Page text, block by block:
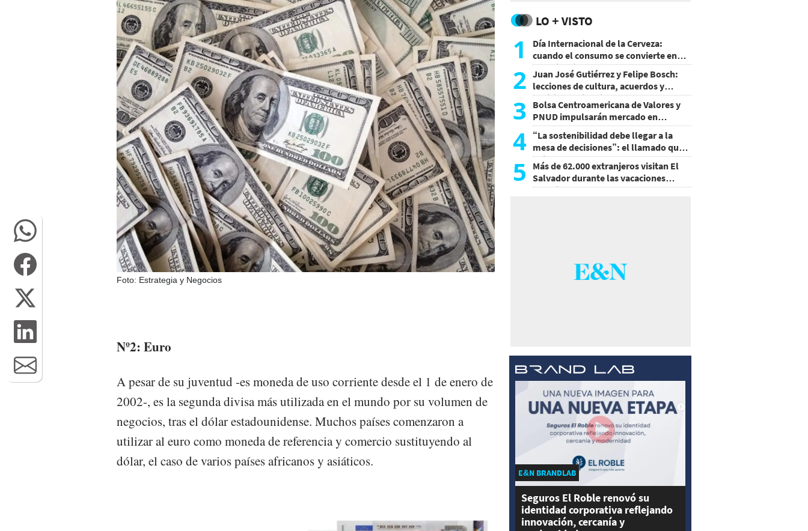
Foto: Estrategia y Negocios
Nº2: Euro
A pesar de su juventud -es moneda de uso corriente desde el 1 de enero de
2002-, es la segunda divisa más utilizada en el mundo por su volumen de
negocios, tras el dólar estadounidense. Muchos países comenzaron a
utilizar al euro como moneda de referencia y comercio sustituyendo al
dólar, el caso de varios países africanos y asiáticos.
LO + VISTO
1
Día Internacional de la Cerveza:
cuando el consumo se convierte en
experiencia
2 Juan José Gutiérrez y Felipe Bosch:
lecciones de cultura, acuerdos y
decisiones sin miedo
3 Bolsa Centroamericana de Valores y
PNUD impulsarán mercado en
Honduras
4 “La sostenibilidad debe llegar a la
mesa de decisiones”: el llamado que
deja CentraRSE
5
Más de 62.000 extranjeros visitan El
Salvador durante las vacaciones
agostinas
E&N BRANDLAB
Seguros El Roble renovó su
identidad corporativa reflejando
innovación, cercanía y